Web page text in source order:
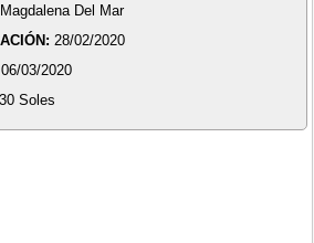
Del Mar
28/02/2020
03/2020
Soles